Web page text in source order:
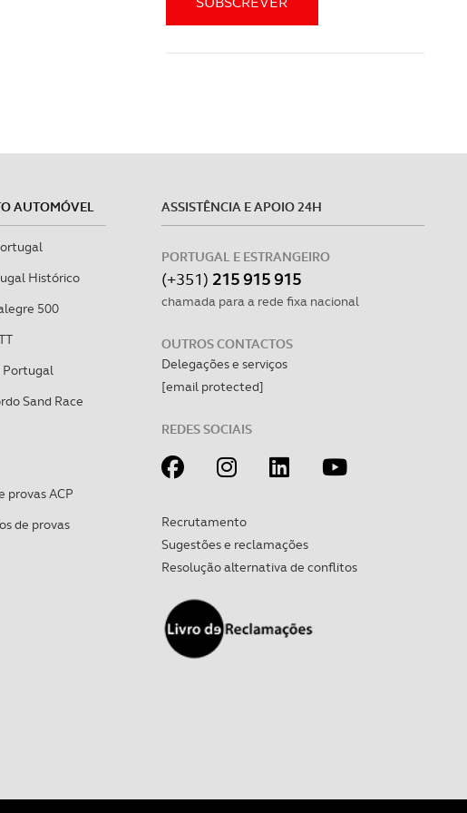
AUTOMÓVEL
Histórico
500
Portugal
Sand Race
provas ACP
de provas
ASSISTÊNCIA E APOIO 24H
PORTUGAL E ESTRANGEIRO
(+351) 215 915 915
chamada para a rede fixa nacional
OUTROS CONTACTOS
Delegações e serviços
[email protected]
REDES SOCIAIS
Recrutamento
Sugestões e reclamações
Resolução alternativa de conflitos